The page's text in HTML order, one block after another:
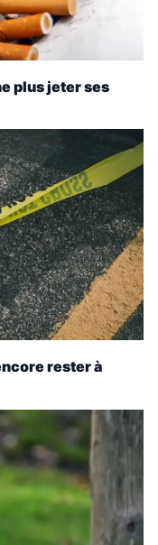
plus jeter ses
rester à